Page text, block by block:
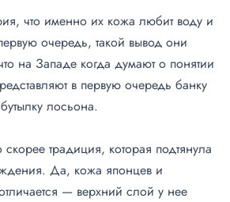
что именно их кожа любит воду и
очередь, такой вывод они
на Западе когда думают о понятии
в первую очередь банку
лосьона.
традиция, которая подтянула
Да, кожа японцев и
— верхний слой у нее